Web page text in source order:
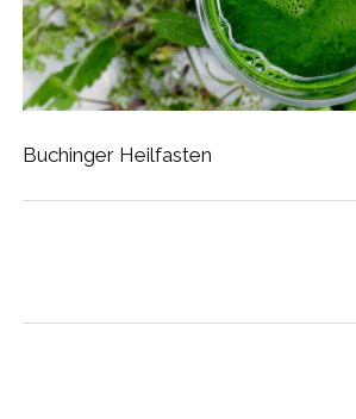
Buchinger Heilfasten